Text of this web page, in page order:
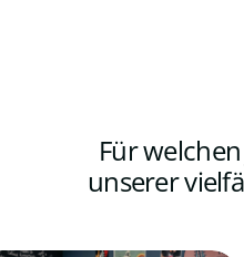
Für
unserer